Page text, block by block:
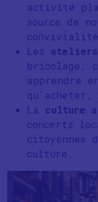
activité
source de
Les
bricolage,
apprendre
La culture
concerts
citoyennes
culture.